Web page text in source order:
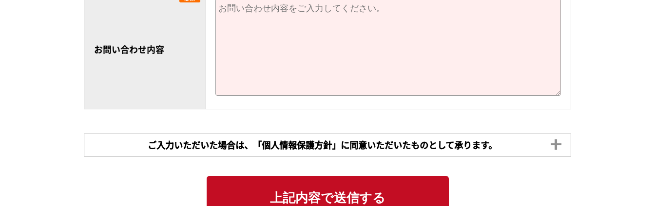
お問い合わせ内容
ご入力いただいた場合は、「個人情報保護方針」に同意いただいたものとして承ります。